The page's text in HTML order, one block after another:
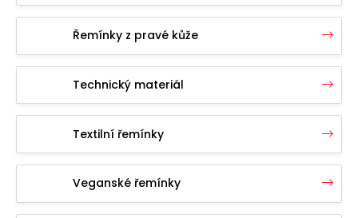
Řemínky z pravé kůže
Technický materiál
Textilní řemínky
Veganské řemínky
í
?
Hledat
D